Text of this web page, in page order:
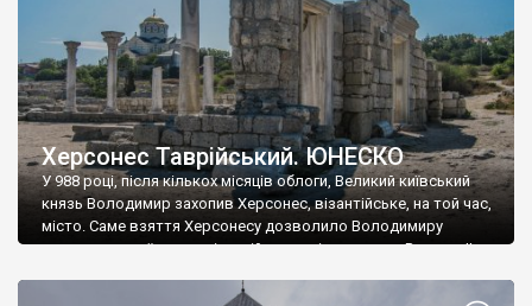
Херсонес Таврійський. ЮНЕСКО
У 988 році, після кількох місяців облоги, Великий київський
князь Володимир захопив Херсонес, візантійське, на той час,
місто. Саме взяття Херсонесу дозволило Володимиру
диктувати свої умови візантійському імператору Василю ІІ, та
Херсонесі Володимир-язичник, став Василем-християнином.